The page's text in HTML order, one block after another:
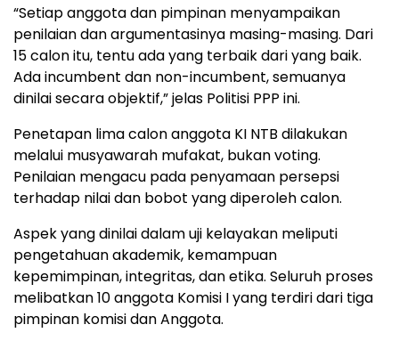
“Setiap anggota dan pimpinan menyampaikan
penilaian dan argumentasinya masing-masing. Dari
15 calon itu, tentu ada yang terbaik dari yang baik.
Ada incumbent dan non-incumbent, semuanya
dinilai secara objektif,” jelas Politisi PPP ini.
Penetapan lima calon anggota KI NTB dilakukan
melalui musyawarah mufakat, bukan voting.
Penilaian mengacu pada penyamaan persepsi
terhadap nilai dan bobot yang diperoleh calon.
Aspek yang dinilai dalam uji kelayakan meliputi
pengetahuan akademik, kemampuan
kepemimpinan, integritas, dan etika. Seluruh proses
melibatkan 10 anggota Komisi I yang terdiri dari tiga
pimpinan komisi dan Anggota.